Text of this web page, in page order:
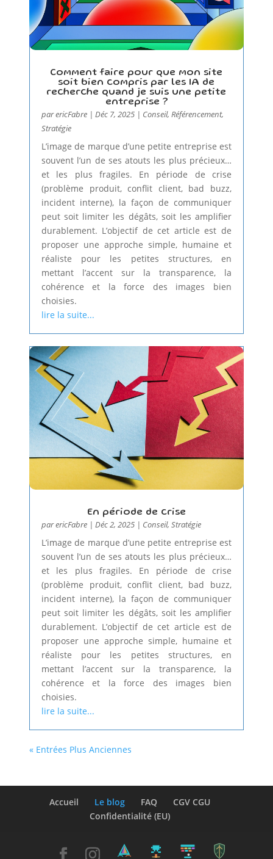
Comment faire pour que mon site
soit bien compris par les IA de
recherche quand je suis une petite
entreprise ?
parericFabre| Déc 7, 2025| Conseil, Référencement,
Stratégie
L’image de marque d’une petite entreprise est
souvent l’un de ses atouts les plus précieux…
et les plus fragiles. En période de crise
(problème produit, conflit client, bad buzz,
incident interne), la façon de communiquer
peut soit limiter les dégâts, soit les amplifier
durablement. L’objectif de cet article est de
proposer une approche simple, humaine et
réaliste pour les petites structures, en
mettant l’accent sur la transparence, la
cohérence et la force des images bien
choisies.
lire la suite...
En période de crise
parericFabre| Déc 2, 2025| Conseil, Stratégie
L’image de marque d’une petite entreprise est
souvent l’un de ses atouts les plus précieux…
et les plus fragiles. En période de crise
(problème produit, conflit client, bad buzz,
incident interne), la façon de communiquer
peut soit limiter les dégâts, soit les amplifier
durablement. L’objectif de cet article est de
proposer une approche simple, humaine et
réaliste pour les petites structures, en
mettant l’accent sur la transparence, la
cohérence et la force des images bien
choisies.
lire la suite...
« Entrées Plus Anciennes
Accueil Le blog FAQ
CGV CGU
Confidentialité (EU)